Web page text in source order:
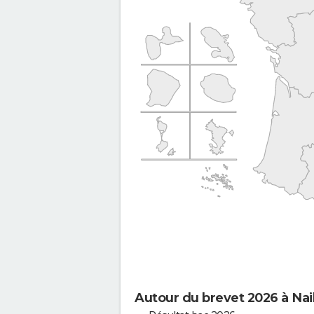
Autour du brevet 2026 à